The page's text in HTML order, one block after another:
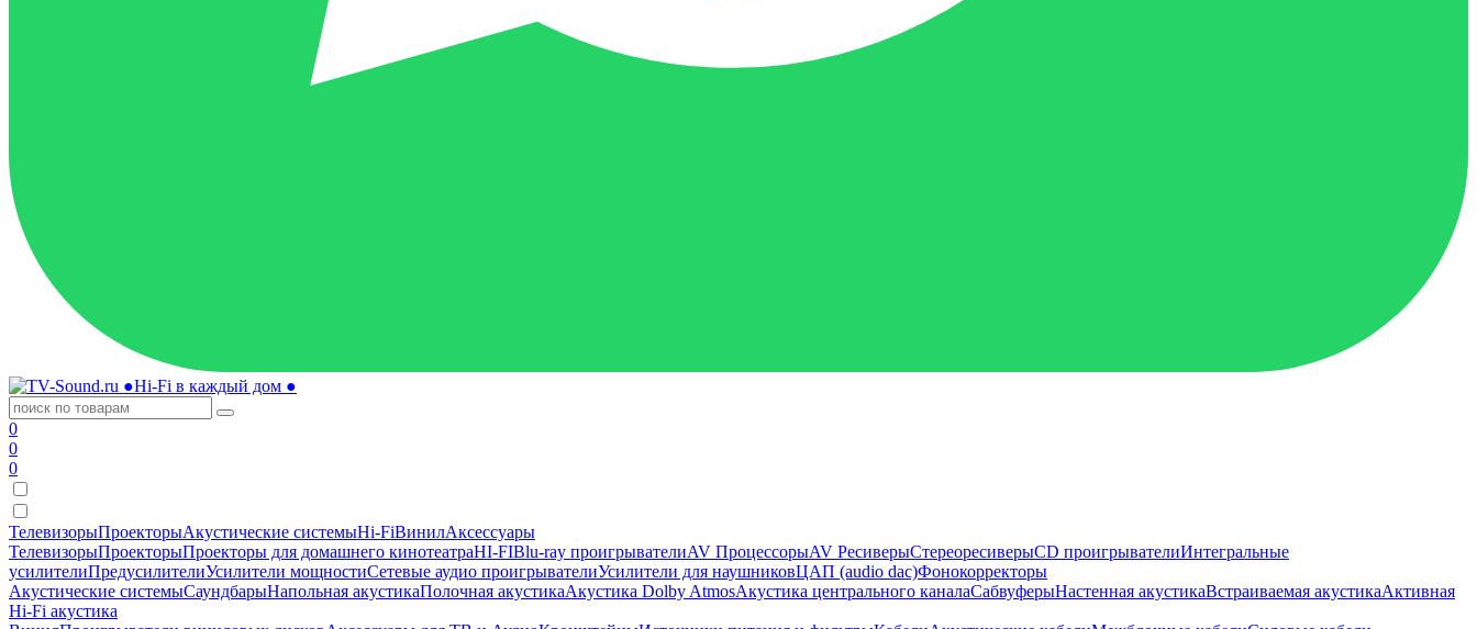
●Hi-Fi в каждый дом ●
0
0
0
ТелевизорыПроекторыАкустические системыHi-FiВинилАксессуары
ТелевизорыПроекторыПроекторы для домашнего кинотеатраHI-FIBlu-ray проигрывателиAV ПроцессорыAV РесиверыСтереоресиверыCD проигрывателиИнтегральные
усилителиПредусилителиУсилители мощностиСетевые аудио проигрывателиУсилители для наушниковЦАП (audio dac)Фонокорректоры
Акустические системыСаундбарыНапольная акустикаПолочная акустикаАкустика Dolby AtmosАкустика центрального каналаСабвуферыНастенная акустикаВстраиваемая акустикаАктивная
Hi-Fi акустика